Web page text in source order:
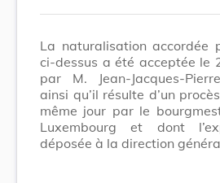
La naturalisation accordée
ci-dessus a été acceptée le
par M. Jean-Jacques-
ainsi qu’il résulte d’un
même jour par le
Luxembourg et dont
déposée à la direction